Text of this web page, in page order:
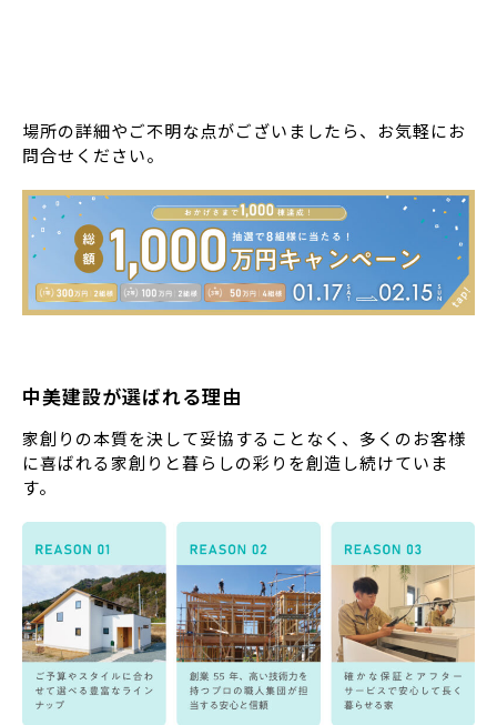
場所の詳細やご不明な点がございましたら、お気軽にお
問合せください。
中美建設が選ばれる理由
家創りの本質を決して妥協することなく、多くのお客様
に喜ばれる家創りと暮らしの彩りを創造し続けていま
す。